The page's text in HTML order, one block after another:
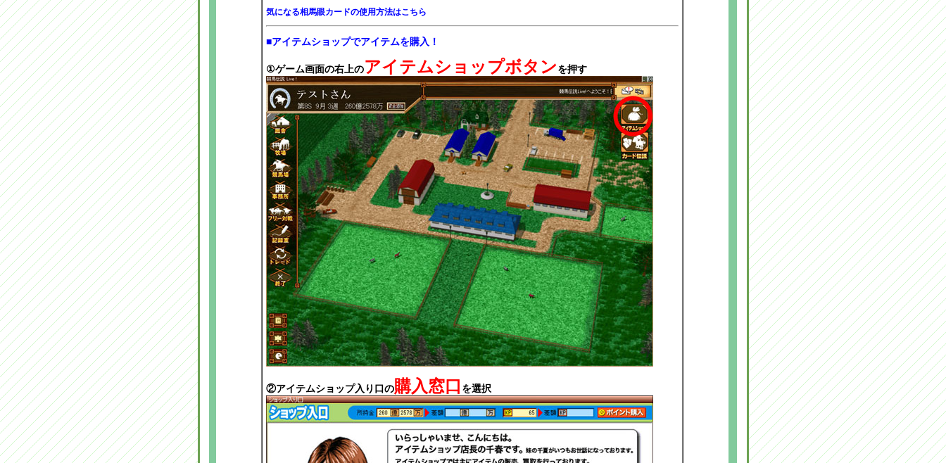
気になる相馬眼カードの使用方法はこちら
■アイテムショップでアイテムを購入！
①ゲーム画面の右上のアイテムショップボタン を押す
②アイテムショップ入り口の購入窓口 を選択